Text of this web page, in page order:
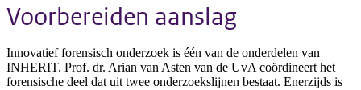
Voorbereiden aanslag
Innovatief forensisch onderzoek is één van de onderdelen van
INHERIT. Prof. dr. Arian van Asten van de UvA coördineert het
forensische deel dat uit twee onderzoekslijnen bestaat. Enerzijds is